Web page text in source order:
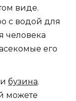
виде.
с водой для
человека
его
бузина.
можете